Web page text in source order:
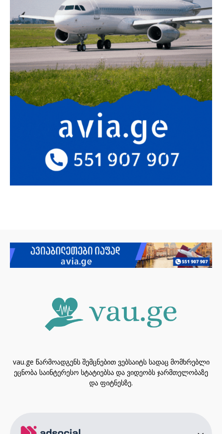
vau.ge წარმოადგენს შემცნებით ვებსაიტს სადაც მომხრებლი
ეცნობა საინტერესო სტატიებსა და ვიდეობს ჯარმთელობაზე
და ფიტნესზე.